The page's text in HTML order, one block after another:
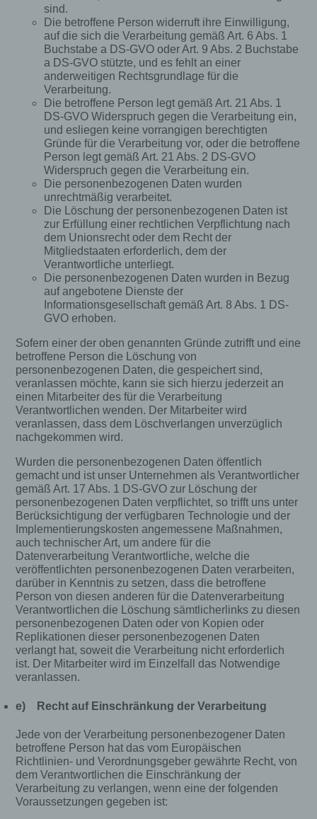
sind.
Die betroffene Person widerruft ihre Einwilligung,
auf die sich die Verarbeitung gemäß Art. 6 Abs. 1
Buchstabe a DS-GVO oder Art. 9 Abs. 2 Buchstabe
a DS-GVO stützte, und es fehlt an einer
anderweitigen Rechtsgrundlage für die
Verarbeitung.
Die betroffene Person legt gemäß Art. 21 Abs. 1
DS-GVO Widerspruch gegen die Verarbeitung ein,
und esliegen keine vorrangigen berechtigten
Gründe für die Verarbeitung vor, oder die betroffene
Person legt gemäß Art. 21 Abs. 2 DS-GVO
Widerspruch gegen die Verarbeitung ein.
Die personenbezogenen Daten wurden
unrechtmäßig verarbeitet.
Die Löschung der personenbezogenen Daten ist
zur Erfüllung einer rechtlichen Verpflichtung nach
dem Unionsrecht oder dem Recht der
Mitgliedstaaten erforderlich, dem der
Verantwortliche unterliegt.
Die personenbezogenen Daten wurden in Bezug
auf angebotene Dienste der
Informationsgesellschaft gemäß Art. 8 Abs. 1 DS-
GVO erhoben.
Sofern einer der oben genannten Gründe zutrifft und eine
betroffene Person die Löschung von
personenbezogenen Daten, die gespeichert sind,
veranlassen möchte, kann sie sich hierzu jederzeit an
einen Mitarbeiter des für die Verarbeitung
Verantwortlichen wenden. Der Mitarbeiter wird
veranlassen, dass dem Löschverlangen unverzüglich
nachgekommen wird.
Wurden die personenbezogenen Daten öffentlich
gemacht und ist unser Unternehmen als Verantwortlicher
gemäß Art. 17 Abs. 1 DS-GVO zur Löschung der
personenbezogenen Daten verpflichtet, so trifft uns unter
Berücksichtigung der verfügbaren Technologie und der
Implementierungskosten angemessene Maßnahmen,
auch technischer Art, um andere für die
Datenverarbeitung Verantwortliche, welche die
veröffentlichten personenbezogenen Daten verarbeiten,
darüber in Kenntnis zu setzen, dass die betroffene
Person von diesen anderen für die Datenverarbeitung
Verantwortlichen die Löschung sämtlicherlinks zu diesen
personenbezogenen Daten oder von Kopien oder
Replikationen dieser personenbezogenen Daten
verlangt hat, soweit die Verarbeitung nicht erforderlich
ist. Der Mitarbeiter wird im Einzelfall das Notwendige
veranlassen.
e) Recht auf Einschränkung der Verarbeitung
Jede von der Verarbeitung personenbezogener Daten
betroffene Person hat das vom Europäischen
Richtlinien- und Verordnungsgeber gewährte Recht, von
dem Verantwortlichen die Einschränkung der
Verarbeitung zu verlangen, wenn eine der folgenden
Voraussetzungen gegeben ist:
Die betroffene Person kann die Setzung von
Cookies durch unsere Internetseite jederzeit
mittels einer entsprechenden Einstellung des
genutzten Internetbrowsers verhindern und damit
der Setzung von Cookies dauerhaft
widersprechen. Ferner können bereits gesetzte
Cookies jederzeit über einen Internetbrowser oder
andere Softwareprogramme gelöscht werden. Dies
ist in allen gängigen Internetbrowsern möglich.
Deaktiviert die betroffene Person die Setzung von
Cookies in dem genutzten Internetbrowser, sind
unter Umständen nicht alle Funktionen unserer
Internetseite vollumfänglich nutzbar.
Erfassung von allgemeinen Daten und
Informationen
Die Internetseite erfasst mit jedem Aufruf der
Internetseite durch eine betroffene Person oder ein
automatisiertes System eine Reihe von
allgemeinen Daten und Informationen. Diese
allgemeinen Daten und Informationen werden in
werden können die (1) verwendeten Browsertypen
und Versionen, (2) das vom zugreifenden System
verwendete Betriebssystem, (3) die Internetseite,
von welcher ein zugreifendes System auf unsere
Internetseite gelangt (sogenannte Referrer), (4) die
Unterwebseiten, welche über ein zugreifendes
System auf unserer Internetseite angesteuert
werden, (5) das Datum und die Uhrzeit eines
Zugriffs auf die Internetseite, (6) eine Internet-
Protokoll-Adresse (IP-Adresse), (7) der Internet-
Service-Provider des zugreifenden Systems und
(8) sonstige ähnliche Daten und Informationen, die
der Gefahrenabwehr im Falle von Angriffen auf
unsere informationstechnologischen Systeme
dienen.
Bei der Nutzung dieser allgemeinen Daten und
Informationen ziehen wird keine Rückschlüsse auf
die betroffene Person. Diese Informationen werden
vielmehr benötigt, um (1) die Inhalte unserer
Internetseite korrekt auszuliefern, (2) die Inhalte
unserer Internetseite sowie die Werbung für diese
zu optimieren, (3) die dauerhafte
Funktionsfähigkeit unserer
informationstechnologischen Systeme und der
Technik unserer Internetseite zu gewährleisten
sowie (4) um Strafverfolgungsbehörden im Falle
eines Cyberangriffes die zur Strafverfolgung
notwendigen Informationen bereitzustellen. Diese
anonym erhobenen Daten und Informationen
werden durch uns daher einerseits statistisch und
ferner mit dem Ziel ausgewertet, den Datenschutz
und die Datensicherheit in unserem Unternehmen
zu erhöhen, um letztlich ein optimales
Schutzniveau für die von uns verarbeiteten